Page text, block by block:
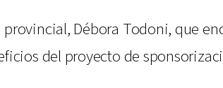
Débora Todoni, que
del proyecto de